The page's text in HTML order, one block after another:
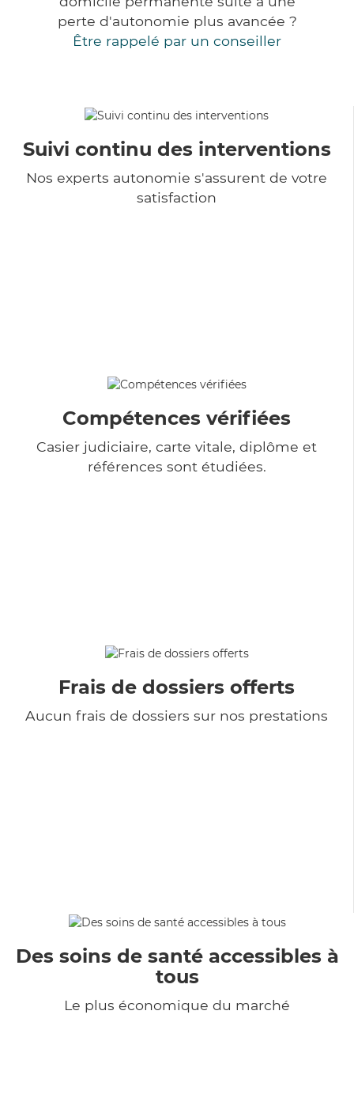
perte d'autonomie plus avancée ?
Être rappelé par un conseiller
Suivi continu des interventions
Nos experts autonomie s'assurent de votre
satisfaction
Compétences vérifiées
Casier judiciaire, carte vitale, diplôme et
références sont étudiées.
Frais de dossiers offerts
Aucun frais de dossiers sur nos prestations
Des soins de santé accessibles à
tous
Le plus économique du marché